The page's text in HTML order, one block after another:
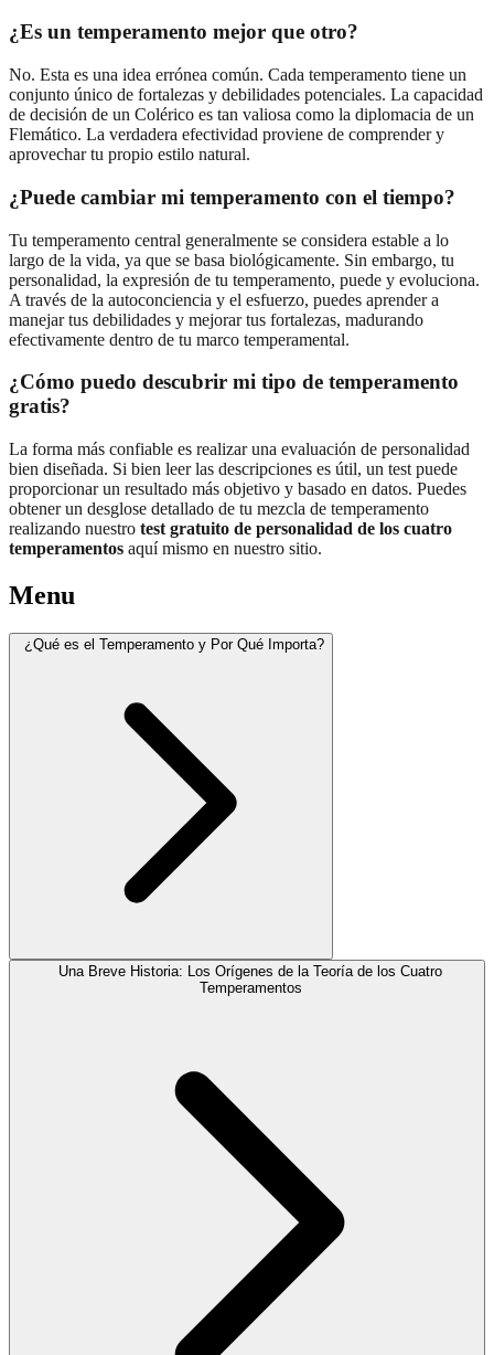
¿Es un temperamento mejor que otro?
No. Esta es una idea errónea común. Cada temperamento tiene un
conjunto único de fortalezas y debilidades potenciales. La capacidad
de decisión de un Colérico es tan valiosa como la diplomacia de un
Flemático. La verdadera efectividad proviene de comprender y
aprovechar tu propio estilo natural.
¿Puede cambiar mi temperamento con el tiempo?
Tu temperamento central generalmente se considera estable a lo
largo de la vida, ya que se basa biológicamente. Sin embargo, tu
personalidad, la expresión de tu temperamento, puede y evoluciona.
A través de la autoconciencia y el esfuerzo, puedes aprender a
manejar tus debilidades y mejorar tus fortalezas, madurando
efectivamente dentro de tu marco temperamental.
¿Cómo puedo descubrir mi tipo de temperamento
gratis?
La forma más confiable es realizar una evaluación de personalidad
bien diseñada. Si bien leer las descripciones es útil, un test puede
proporcionar un resultado más objetivo y basado en datos. Puedes
obtener un desglose detallado de tu mezcla de temperamento
realizando nuestro test gratuito de personalidad de los cuatro
temperamentos aquí mismo en nuestro sitio.
Menu
¿Qué es el Temperamento y Por Qué Importa?
Una Breve Historia: Los Orígenes de la Teoría de los Cuatro
Temperamentos